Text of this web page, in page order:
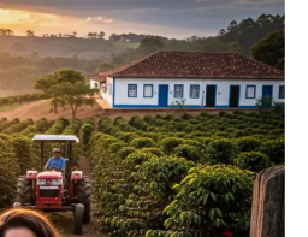
laboratorial (bancada)
escala. O Governo do
R$ 5,6 milhões na aquisição
para o desenvolvimento
é destinado ao Tecpar por
dotação orçamentária
da Ciência, Tecnologia